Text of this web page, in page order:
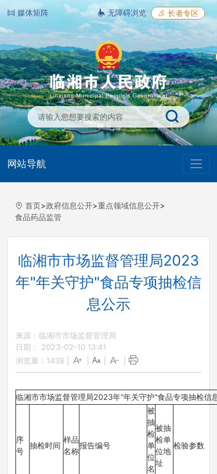
媒体矩阵 无障碍浏览 长者专区
网站导航
首页>政府信息公开>重点领域信息公开>
食品药品监管
临湘市市场监督管理局2023
年"年关守护"食品专项抽检信
息公示
来源：临湘市市场监督管理局
日期： 2023-02-10 13:41
浏览量： 1438
临湘市市场监督管理局2023年"年关守护"食品专项抽检信
序
号
抽检时间
样品
名称
报告编号
被
抽
检
单
位
名
被抽
检单
位地
址
检验参数